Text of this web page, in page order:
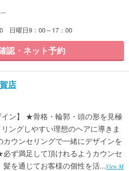
日曜日9：00～17：00
認・ネット予約
店
イン】 ★骨格・輪郭・頭の形を見極
ングしやすい理想のヘアに導きま
ウンセリングで一緒にデザインを
ず満足して頂けれるようカウンセ
髪を通じてお客様の個性を活...View M